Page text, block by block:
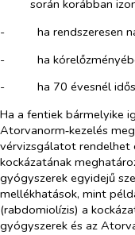
során korábban
-​
ha rendszeresen
-​
ha
-​
ha 70 évesnél
Ha a fentiek bármelyike
Atorvanorm‑kezelés
vérvizsgálatot rendelhet
kockázatának
gyógyszerek egyidejű
mellékhatások, mint
(rabdomiolízis) a
gyógyszerek és az